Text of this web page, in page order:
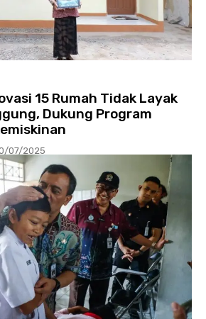
15 Rumah Tidak Layak
Dukung Program
07/2025